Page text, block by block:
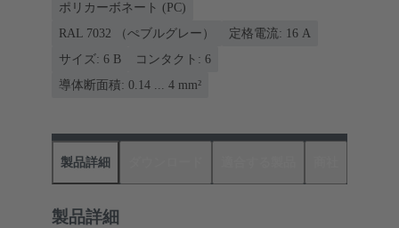
ポリカーボネート (PC)
RAL 7032 （ぺブルグレー）
定格電流: ‌16 A
サイズ: 6 B
コンタクト: 6
導体断面積: 0.14 ... 4 mm²
製品詳細
製品詳細